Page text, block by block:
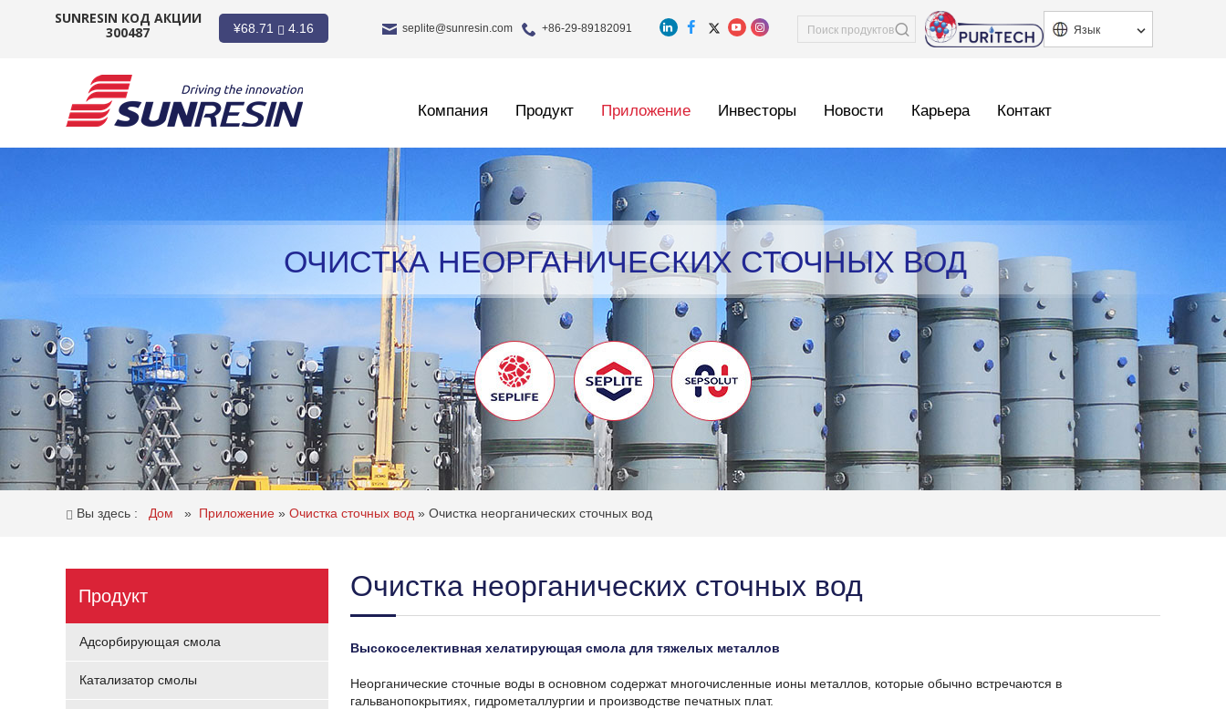
КОМПАНИЯ
НОВОСТИ
КАРЬЕРА
КОНТАКТ
SUNRESIN КОД АКЦИИ
300487
¥68.71 4.16 seplite@sunresin.com +86-29-89182091 Язык
Компания Продукт Приложение Инвесторы Новости Карьера Контакт
ОЧИСТКА НЕОРГАНИЧЕСКИХ СТОЧНЫХ ВОД
Вы здесь : Дом » Приложение » Очистка сточных вод » Очистка неорганических сточных вод
Продукт
Адсорбирующая смола
Катализатор смолы
Очистка неорганических сточных вод
Высокоселективная хелатирующая смола для тяжелых металлов
Неорганические сточные воды в основном содержат многочисленные ионы металлов, которые обычно встречаются в
гальванопокрытиях, гидрометаллургии и производстве печатных плат.